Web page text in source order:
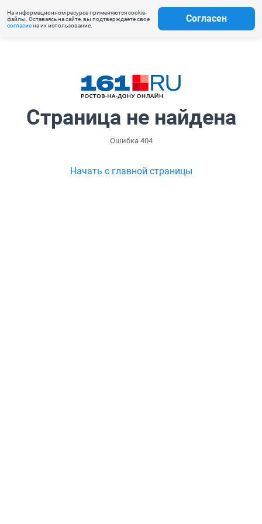
На информационном ресурсе применяются cookie-
файлы. Оставаясь на сайте, вы подтверждаете свое
согласиена их использование.
Согласен
Страница не найдена
Ошибка 404
Начать с главной страницы